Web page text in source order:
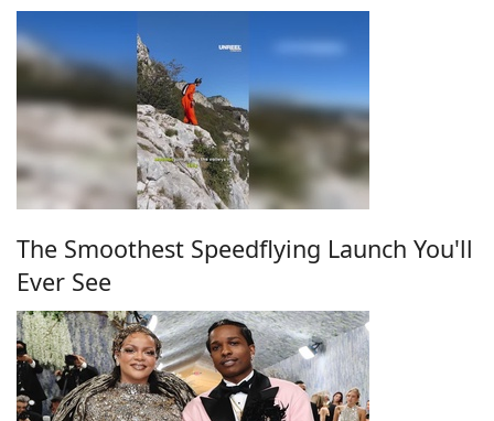
The Smoothest Speedflying Launch You'll
Ever See